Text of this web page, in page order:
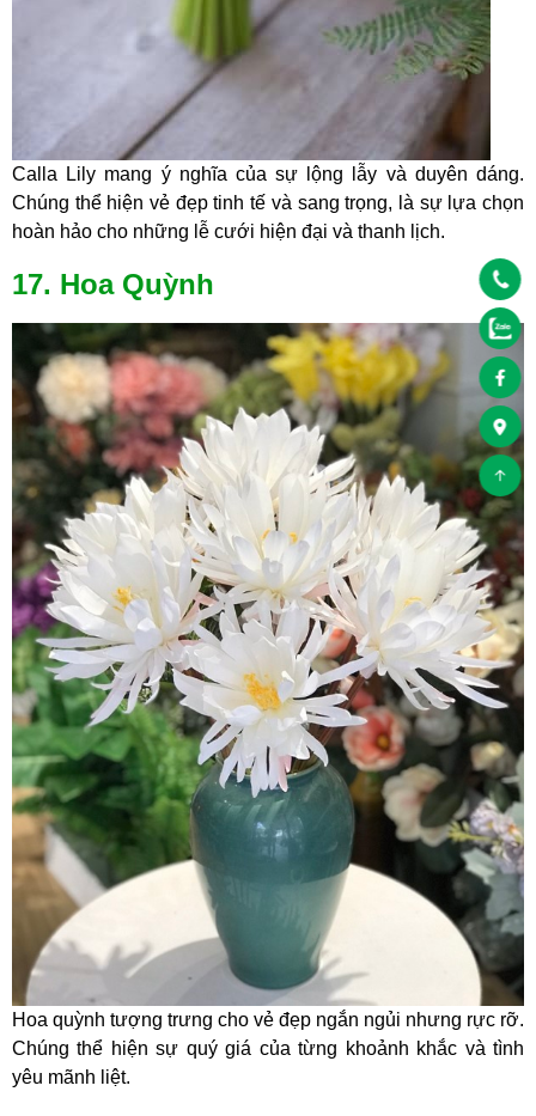
Calla Lily mang ý nghĩa của sự lộng lẫy và duyên dáng.
Chúng thể hiện vẻ đẹp tinh tế và sang trọng, là sự lựa chọn
hoàn hảo cho những lễ cưới hiện đại và thanh lịch.
17. Hoa Quỳnh
Hoa quỳnh tượng trưng cho vẻ đẹp ngắn ngủi nhưng rực rỡ.
Chúng thể hiện sự quý giá của từng khoảnh khắc và tình
yêu mãnh liệt.